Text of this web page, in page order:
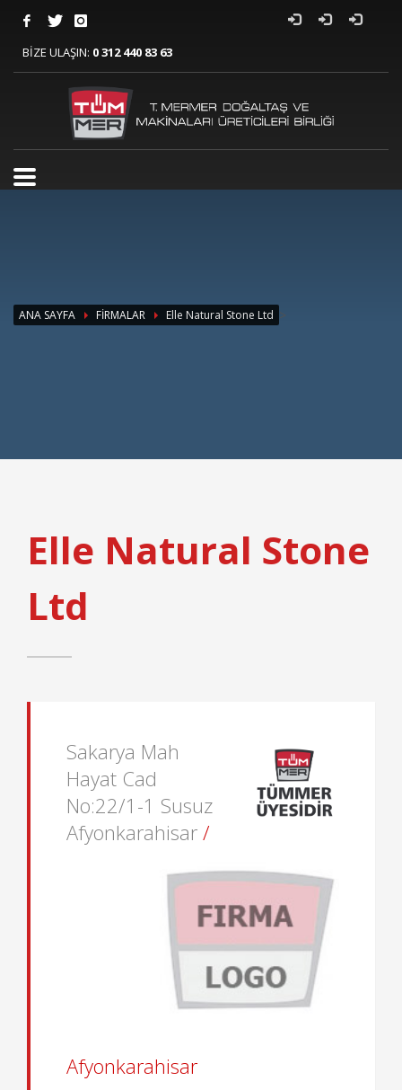
BİZE ULAŞIN: 0 312 440 83 63
ANA SAYFA FİRMALAR Elle Natural Stone Ltd >
Elle Natural Stone
Ltd
Sakarya Mah
Hayat Cad
No:22/1-1 Susuz
Afyonkarahisar /
Afyonkarahisar